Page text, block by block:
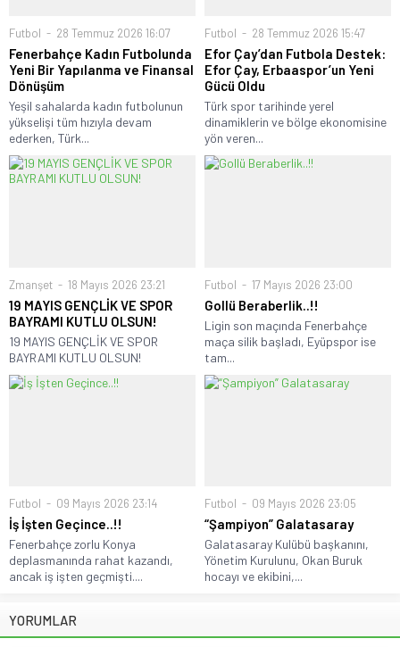
Futbol 28 Temmuz 2026 16:07
Fenerbahçe Kadın Futbolunda
Yeni Bir Yapılanma ve Finansal
Dönüşüm
Yeşil sahalarda kadın futbolunun
yükselişi tüm hızıyla devam
ederken, Türk...
Futbol 28 Temmuz 2026 15:47
Efor Çay’dan Futbola Destek:
Efor Çay, Erbaaspor’un Yeni
Gücü Oldu
Türk spor tarihinde yerel
dinamiklerin ve bölge ekonomisine
yön veren...
Zmanşet 18 Mayıs 2026 23:21
19 MAYIS GENÇLİK VE SPOR
BAYRAMI KUTLU OLSUN!
19 MAYIS GENÇLİK VE SPOR
BAYRAMI KUTLU OLSUN!
Futbol 17 Mayıs 2026 23:00
Gollü Beraberlik..!!
Ligin son maçında Fenerbahçe
maça silik başladı, Eyüpspor ise
tam...
Futbol 09 Mayıs 2026 23:14
İş İşten Geçince..!!
Fenerbahçe zorlu Konya
deplasmanında rahat kazandı,
ancak iş işten geçmişti....
Futbol 09 Mayıs 2026 23:05
“Şampiyon” Galatasaray
Galatasaray Kulübü başkanını,
Yönetim Kurulunu, Okan Buruk
hocayı ve ekibini,...
YORUMLAR